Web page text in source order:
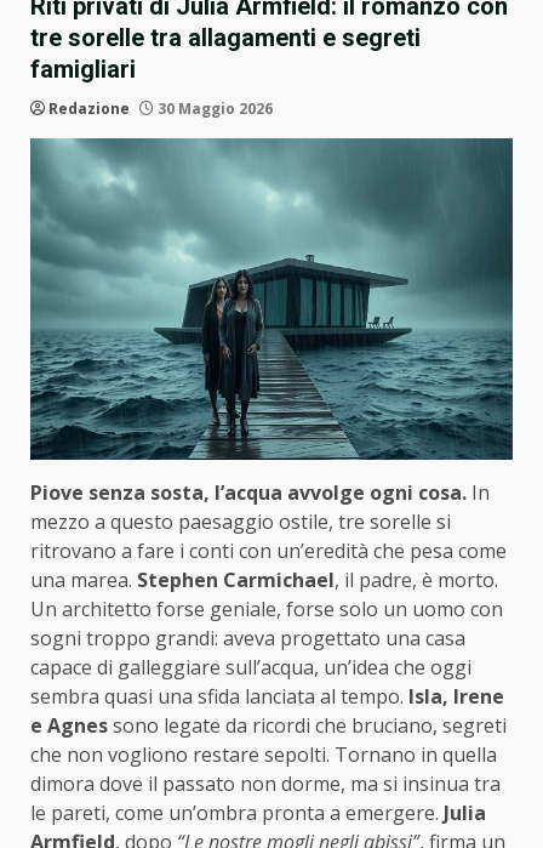
Riti privati di Julia Armfield: il romanzo con
tre sorelle tra allagamenti e segreti
famigliari
Redazione 30 Maggio 2026
Piove senza sosta, l’acqua avvolge ogni cosa. In
mezzo a questo paesaggio ostile, tre sorelle si
ritrovano a fare i conti con un’eredità che pesa come
una marea. Stephen Carmichael, il padre, è morto.
Un architetto forse geniale, forse solo un uomo con
sogni troppo grandi: aveva progettato una casa
capace di galleggiare sull’acqua, un’idea che oggi
sembra quasi una sfida lanciata al tempo. Isla, Irene
e Agnessono legate da ricordi che bruciano, segreti
che non vogliono restare sepolti. Tornano in quella
dimora dove il passato non dorme, ma si insinua tra
le pareti, come un’ombra pronta a emergere. Julia
Armfield, dopo “Le nostre mogli negli abissi”, firma un